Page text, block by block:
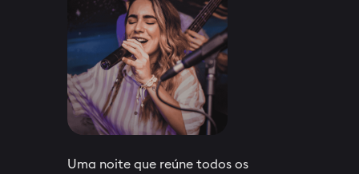
Uma noite que reúne todos os